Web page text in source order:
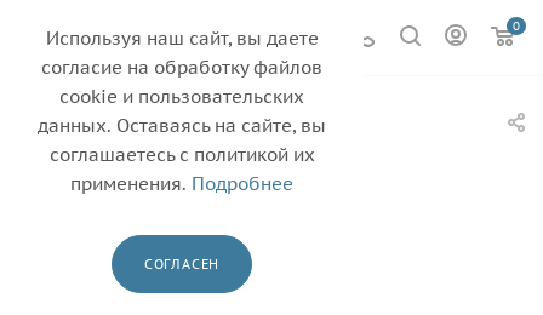
0
Термопленка с
полимерным
покрытием для
KONICA MINOLTA
Bizhub
Используя наш сайт, вы даете
согласие на обработку файлов
cookie и пользовательских
данных. Оставаясь на сайте, вы
соглашаетесь с политикой их
применения. Подробнее
СОГЛАСЕН